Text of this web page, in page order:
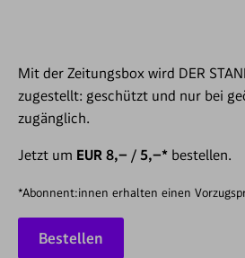
Mit der Zeitungsbox wird DER
zugestellt: geschützt und nur bei
zugänglich.
Jetzt um EUR 8,– / 5,–* bestellen.
*Abonnent:innen erhalten einen
Bestellen